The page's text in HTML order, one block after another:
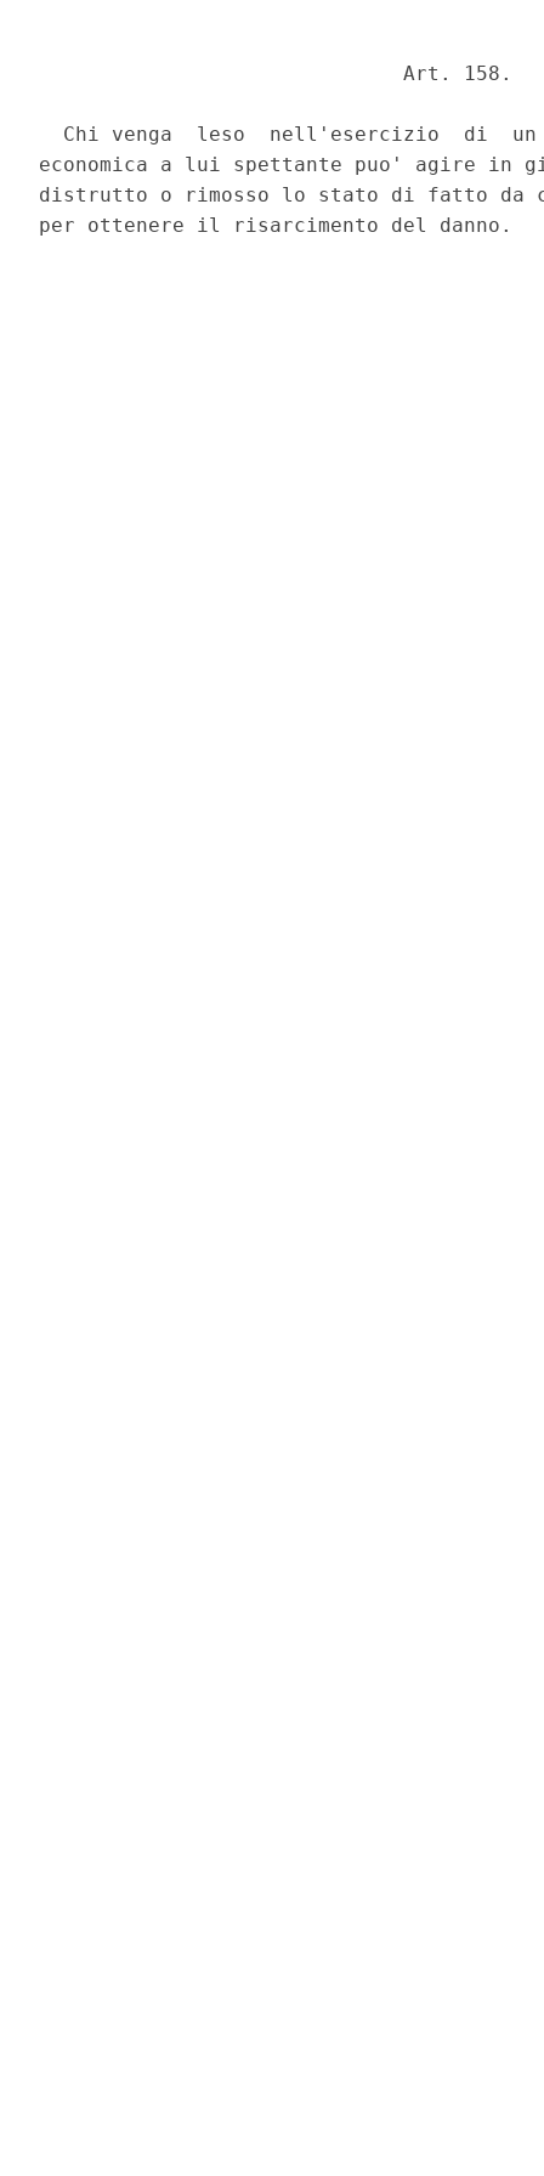
                              Art. 158.
Chi venga  leso  nell'esercizio  di
economica a lui spettante puo' agire in
distrutto o rimosso lo stato di fatto